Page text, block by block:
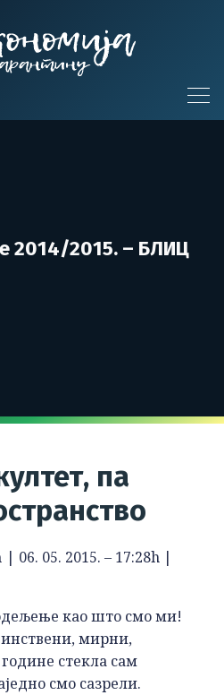
2014/2015. – БЛИЦ
па
05. 2015. – 17:28h |
као што смо ми!
мирни,
стекла сам
смо сазрели.